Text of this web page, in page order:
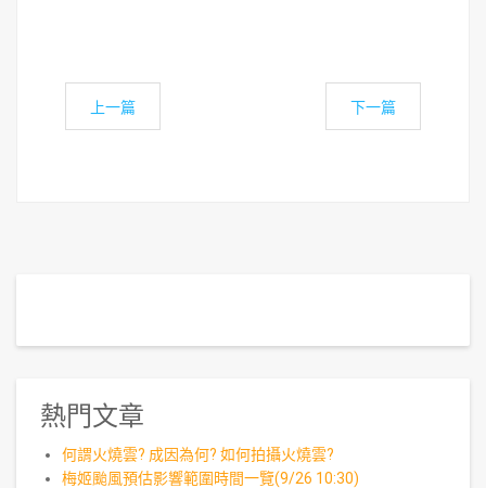
上一篇 下一篇
熱門文章
何謂火燒雲? 成因為何? 如何拍攝火燒雲?
梅姬颱風預估影響範圍時間一覽(9/26 10:30)